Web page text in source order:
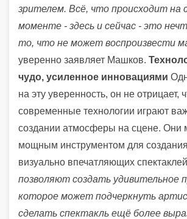
зрителем. Всё, что происходит на
моменте - здесь и сейчас - это
то, что не может воспроизвести
уверенно заявляет Машков.
чудо, усиленное инновациями
на эту уверенность, он не отрицает,
современные технологии играют
создании атмосферы на сцене. Они
мощным инструментом для
визуально впечатляющих
позволяют создать удивительное
которое может подчеркнуть
сделать спектакль ещё более